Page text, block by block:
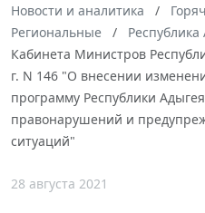
Новости и аналитика
Региональные
Республика
Кабинета Министров
г. N 146 "О внесении
программу Республики
правонарушений и
ситуаций"
28 августа 2021